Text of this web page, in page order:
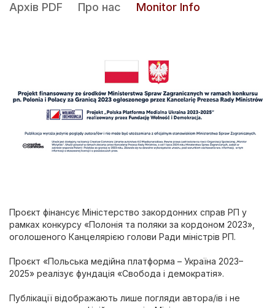
Архів PDF
Про нас Monitor Info
Проєкт фінансує Міністерство закордонних справ РП у
рамках конкурсу «Полонія та поляки за кордоном 2023»,
оголошеного Канцелярією голови Ради міністрів РП.
Проєкт «Польська медійна платформа – Україна 2023–
2025» реалізує фундація «Свобода і демократія».
Публікації відображають лише погляди автора/ів і не